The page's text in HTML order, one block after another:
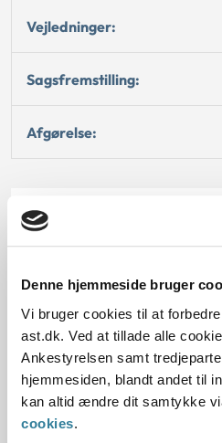
Denne hjemmeside bruger
Vi bruger cookies til at
ast.dk. Ved at tillade alle
Ankestyrelsen samt
hjemmesiden, blandt andet til
kan altid ændre dit samtykke
cookies.
Vejledninger:
Sagsfremstilling:
Afgørelse:
Dato for underskrift
Offentliggørelsesdato
12.07.2013
Paragraf
§ 45 § 43 § 44